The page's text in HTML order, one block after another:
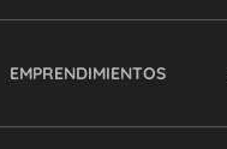
EMPRENDIMIENTOS